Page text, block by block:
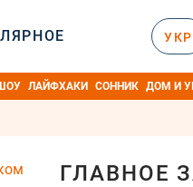
УКР
ЛАЙФХАКИ СОННИК ДОМ И
ГЛАВНОЕ